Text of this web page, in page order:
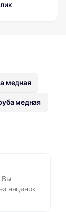
медная
медная
Вы
наценок